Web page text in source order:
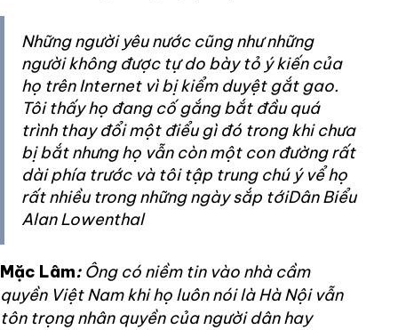
Những người yêu nước cũng như những
người không được tự do bày tỏ ý kiến của
họ trên Internet vì bị kiểm duyệt gắt gao.
Tôi thấy họ đang cố gắng bắt đầu quá
trình thay đổi một điểu gì đó trong khi chưa
bị bắt nhưng họ vẫn còn một con đường rất
dài phía trước và tôi tập trung chú ý vể họ
rất nhiều trong những ngày sắp tớiDân Biểu
Alan Lowenthal
Mặc Lâm: Ông có niềm tin vào nhà cầm
quyền Việt Nam khi họ luôn nói là Hà Nội vẫn
tôn trọng nhân quyền của người dân hay